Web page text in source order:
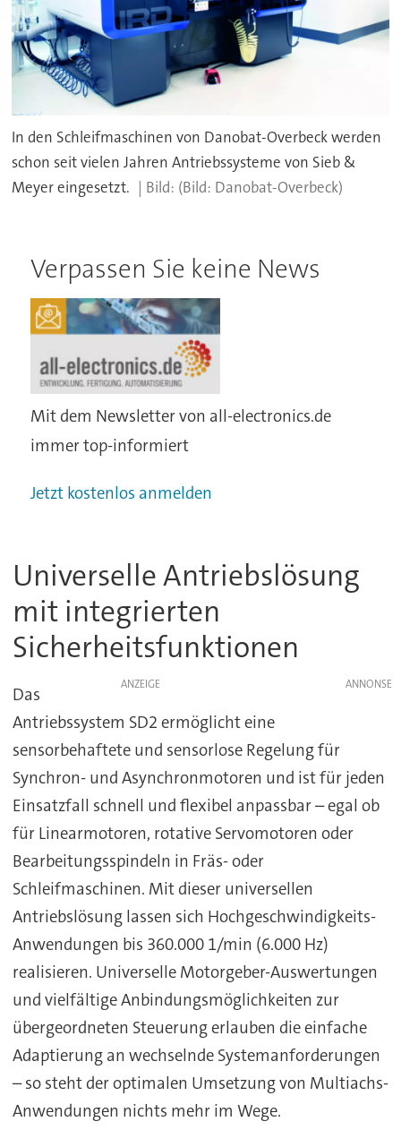
In den Schleifmaschinen von Danobat-Overbeck werden
schon seit vielen Jahren Antriebssysteme von Sieb &
Meyer eingesetzt.
(Bild: Danobat-Overbeck)
Verpassen Sie keine News
Mit dem Newsletter von all-electronics.de
immer top-informiert
Jetzt kostenlos anmelden
Universelle Antriebslösung
mit integrierten
Sicherheitsfunktionen
ANZEIGE
Das
Antriebssystem SD2 ermöglicht eine
sensorbehaftete und sensorlose Regelung für
Synchron- und Asynchronmotoren und ist für jeden
Einsatzfall schnell und flexibel anpassbar – egal ob
für Linearmotoren, rotative Servomotoren oder
Bearbeitungsspindeln in Fräs- oder
Schleifmaschinen. Mit dieser universellen
Antriebslösung lassen sich Hochgeschwindigkeits-
Anwendungen bis 360.000 1/min (6.000 Hz)
realisieren. Universelle Motorgeber-Auswertungen
und vielfältige Anbindungsmöglichkeiten zur
übergeordneten Steuerung erlauben die einfache
Adaptierung an wechselnde Systemanforderungen
– so steht der optimalen Umsetzung von Multiachs-
Anwendungen nichts mehr im Wege.